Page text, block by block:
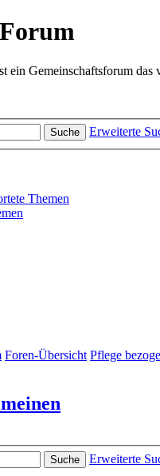
ein Gemeinschaftsforum
Suche Erweiterte
Themen
Foren-Übersicht Pflege
Suche
Erweiterte